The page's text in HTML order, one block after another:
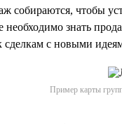
собираются, чтобы
знать
с новыми
Пример карты